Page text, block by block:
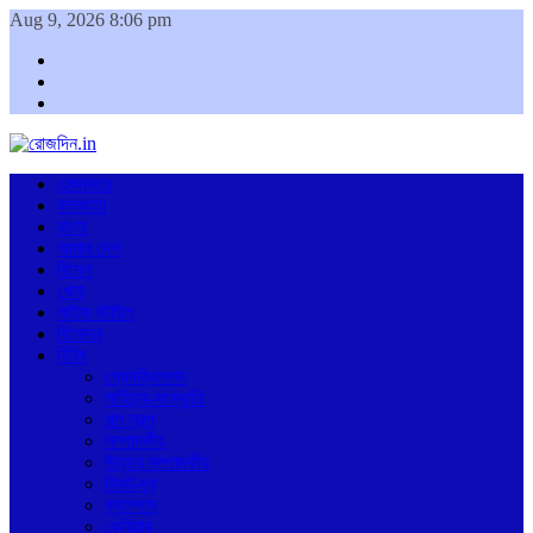
Aug 9, 2026 8:06 pm
একনজরে
কলকাতা
বাংলা
আমার দেশ
বিদেশ
খেলা
লাইফ স্টাইল
বিনোদন
বিবিধ
প্রেসক্রিপশন
সাহিত্য-সংস্কৃতি
গল্প স্বল্প
সম্পাদকীয়
উত্তর সম্পাদকীয়
নিকট-দূর
ক্যাম্পাস
কেরিয়ার